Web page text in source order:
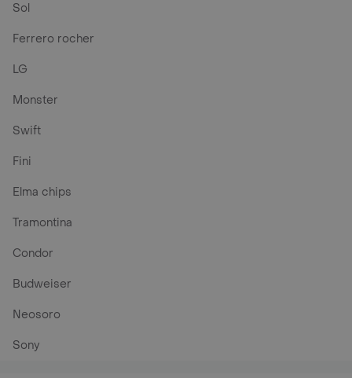
Sol
Ferrero rocher
LG
Monster
Swift
Fini
Elma chips
Tramontina
Condor
Budweiser
Neosoro
Sony